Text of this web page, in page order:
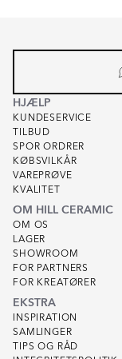
HJÆLP
KUNDESERVICE
TILBUD
SPOR ORDRER
KØBSVILKÅR
VAREPRØVE
KVALITET
OM HILL CERAMIC
OM OS
LAGER
SHOWROOM
FOR PARTNERS
FOR KREATØRER
EKSTRA
INSPIRATION
SAMLINGER
TIPS OG RÅD